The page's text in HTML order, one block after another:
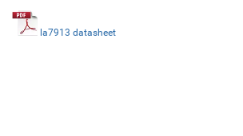
la7913 datasheet